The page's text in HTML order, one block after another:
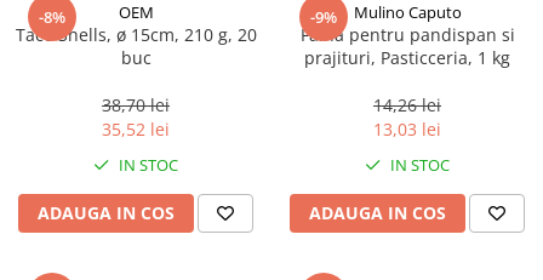
Uleiuri speciale/presate la rece
Ulei de masline extravirgin
Ulei Gewurzgarten
Ulei Huilerie Beaujolaise
Ulei Huileries du Berry
Uleiuri aromatizate
Ulei Wiberg Gastro
-8% OEM
Taco Shells, ø 15cm, 210 g, 20
buc
38,70 lei
35,52 lei
IN STOC
ADAUGA IN COS
-9% Mulino Caputo
Faina pentru pandispan si
prajituri, Pasticceria, 1 kg
14,26 lei
13,03 lei
IN STOC
ADAUGA IN COS